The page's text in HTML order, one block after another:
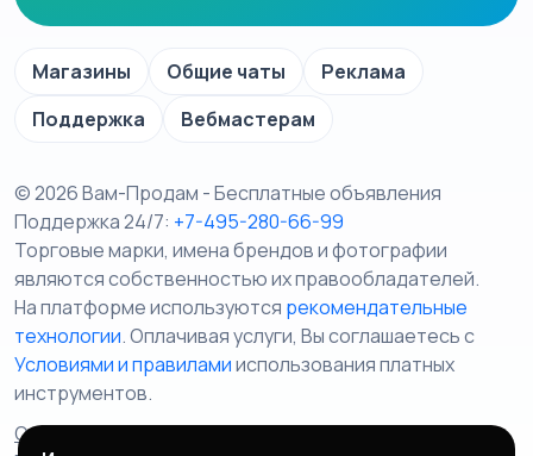
Магазины Общие чаты
Реклама
Поддержка
Вебмастерам
© 2026 Вам-Продам - Бесплатные объявления
Поддержка 24/7: +7-495-280-66-99
Торговые марки, имена брендов и фотографии
являются собственностью их правообладателей.
На платформе используются рекомендательные
технологии. Оплачивая услуги, Вы соглашаетесь c
Условиями и правиламииспользования платных
инструментов.
Отказ от ответственности
Правила сервиса